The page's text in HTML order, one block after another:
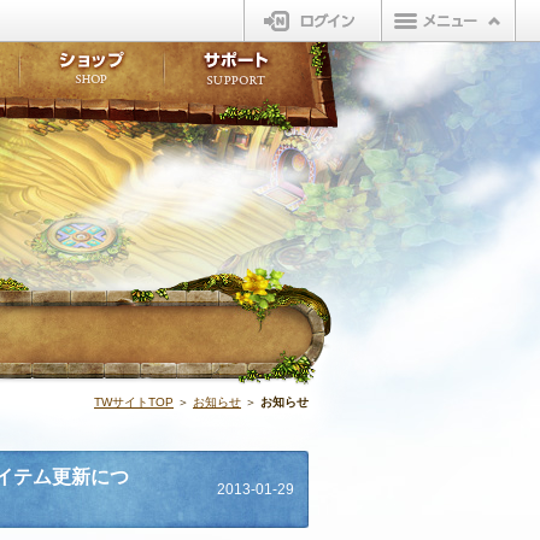
ログイン
ィーバー
TWサイトTOP ＞ お知らせ ＞ お知らせ
テム更新につ
2013-01-29
ポイントライブラリ
LINEスタンプ
ショップ
販売アイテム
ビューティーショップ
オープンマーケットサポート
不具合対応状況
アンケート